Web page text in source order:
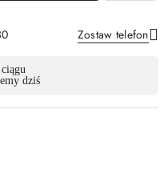
Zostaw telefon
dziś